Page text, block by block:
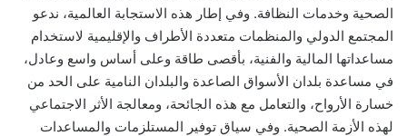
الصحية وخدمات النظافة. وفي إطار هذه الاستجابة العالمية، ندعو
المجتمع الدولي والمنظمات متعددة الأطراف والإقليمية لاستخدام
مساعداتها المالية والفنية، بأقصى طاقة وعلى أساس واسع وعادل،
في مساعدة بلدان الأسواق الصاعدة والبلدان النامية على الحد من
خسارة الأرواح، والتعامل مع هذه الجائحة، ومعالجة الأثر الاجتماعي
لهذه الأزمة الصحية. وفي سياق توفير المستلزمات والمساعدات